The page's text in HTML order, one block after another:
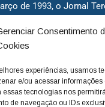
Consentimento
experiências, usamos
e/ou acessar informações
essas tecnologias nos
de navegação ou IDs
de 1993, o Jornal
já que naquela
mais de 30 anos, o
as melhores
as necessidades do